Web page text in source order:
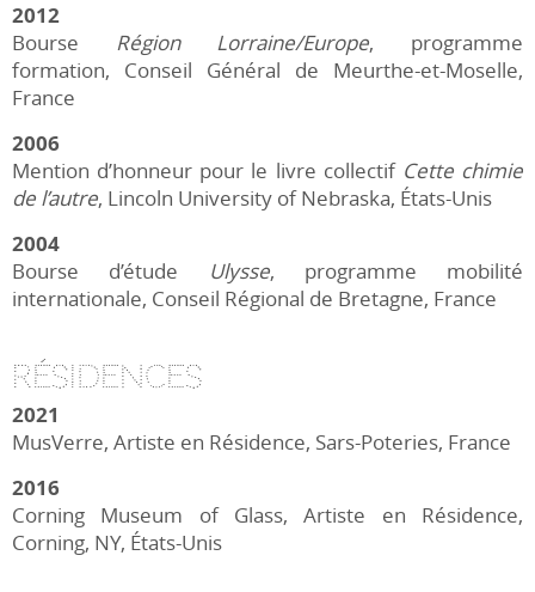
2012
Bourse Région Lorraine/Europe, programme
formation, Conseil Général de Meurthe-et-Moselle,
France
2006
Mention d’honneur pour le livre collectif Cette chimie
de l’autre, Lincoln University of Nebraska, États-Unis
2004
Bourse d’étude
Ulysse, programme mobilité
internationale, Conseil Régional de Bretagne, France
Résidences
2021
MusVerre, Artiste en Résidence, Sars-Poteries, France
2016
Corning Museum of Glass, Artiste en Résidence,
Corning, NY, États-Unis